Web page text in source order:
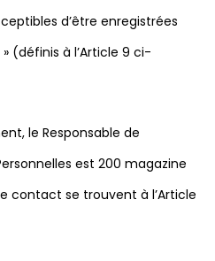
d’être enregistrées
(définis à l’Article 9 ci-
le Responsable de
est 200 magazine
contact se trouvent à l’Article